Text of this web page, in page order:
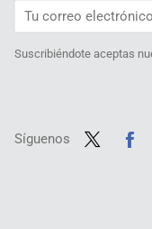
Suscribiéndote aceptas
Síguenos